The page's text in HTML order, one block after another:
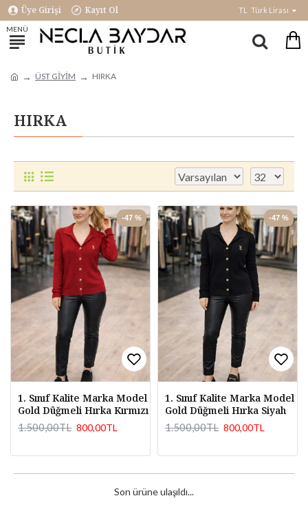
Üye Girişi Kayıt Ol TL Türk Lirası
ÜST GİYİM HIRKA
HIRKA
-47 %
1. Sınıf Kalite Marka Model
Gold Düğmeli Hırka Kırmızı
800,00TL
1.500,00TL
-47 %
1. Sınıf Kalite Marka Model
Gold Düğmeli Hırka Siyah
800,00TL
1.500,00TL
Son ürüne ulaşıldı...